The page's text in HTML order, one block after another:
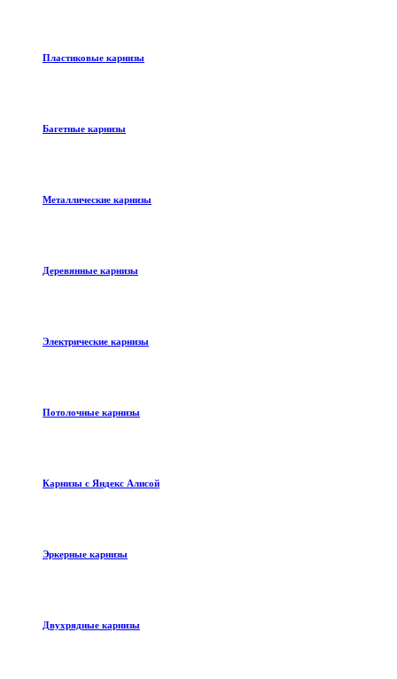
Пластиковые карнизы
Багетные карнизы
Металлические карнизы
Деревянные карнизы
Электрические карнизы
Потолочные карнизы
Карнизы с Яндекс Алисой
Эркерные карнизы
Двухрядные карнизы